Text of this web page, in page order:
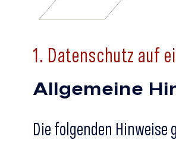
1. Datenschutz auf
Allgemeine
Die folgenden Hinweise